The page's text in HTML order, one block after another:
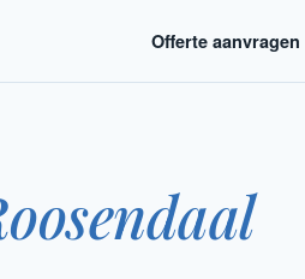
Offerte aanvragen